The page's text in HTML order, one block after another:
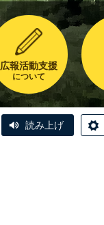
広報活動支援
について
読み上げ